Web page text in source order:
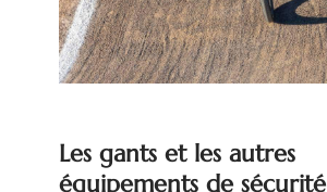
Les gants et les autres
équipements de sécurité